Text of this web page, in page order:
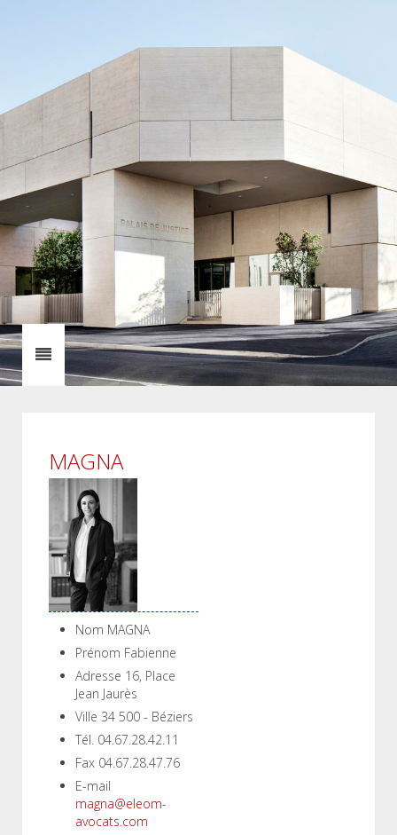
MAGNA
Nom MAGNA
Prénom Fabienne
Adresse 16, Place
Jean Jaurès
Ville 34 500 - Béziers
Tél. 04.67.28.42.11
Fax 04.67.28.47.76
E-mail
magna@eleom-
avocats.com